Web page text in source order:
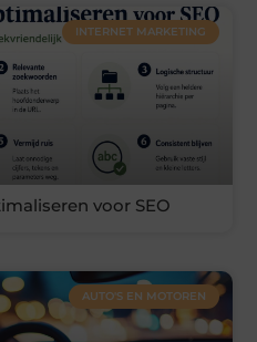
INTERNET MARKETING
voor SEO
AUTO'S EN MOTOREN